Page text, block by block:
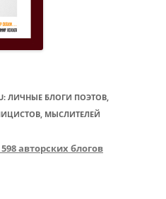
ЛИЧНЫЕ БЛОГИ ПОЭТОВ,
МЫСЛИТЕЛЕЙ
авторских блогов